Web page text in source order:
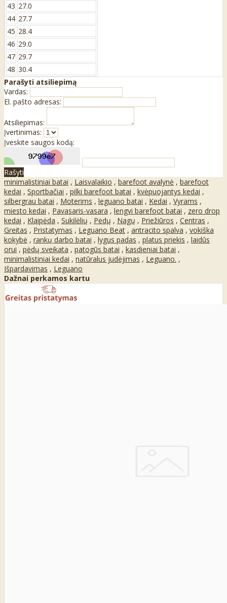
43 27.0
44 27.7
45 28.4
46 29.0
47 29.7
48 30.4
Parašyti atsiliepimą
Vardas:
El. pašto adresas:
Atsiliepimas:
Įvertinimas:
Įveskite saugos kodą:
Rašyti
minimalistiniai batai , Laisvalaikio , barefoot avalynė , barefoot
kedai , Sportbačiai , pilki barefoot batai , kvėpuojantys kedai ,
silbergrau batai , Moterims , leguano batai , Kedai , Vyrams ,
miesto kedai , Pavasaris-vasara , lengvi barefoot batai , zero drop
kedai , Klaipėda , Sukilėlių , Pėdų , Nagų , Priežiūros , Centras ,
Greitas , Pristatymas , Leguano Beat , antracito spalva , vokiška
kokybė , rankų darbo batai , lygus padas , platus priekis , laidūs
orui , pėdų sveikata , patogūs batai , kasdieniai batai ,
minimalistiniai kedai , natūralus judėjimas , Leguano. ,
Išpardavimas , Leguano
Dažnai perkamos kartu